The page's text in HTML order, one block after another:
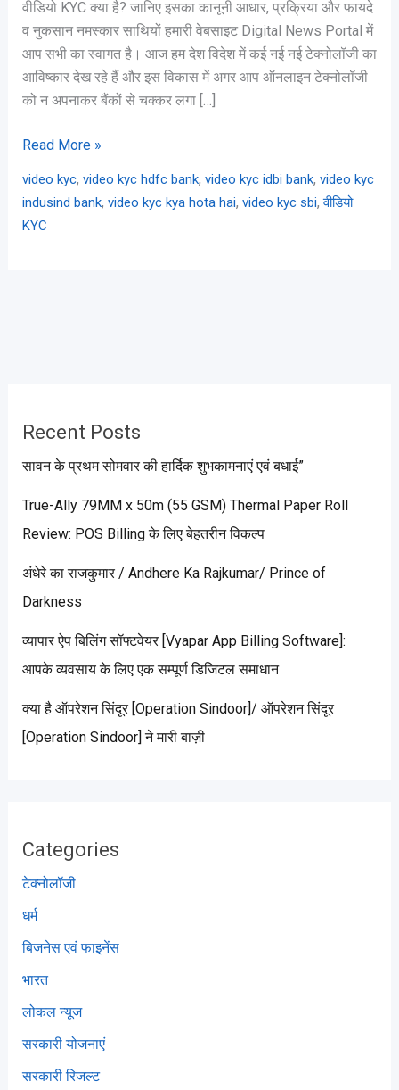
वीडियो KYC क्या है? जानिए इसका कानूनी आधार, प्रक्रिया और फायदे
व नुकसान नमस्कार साथियों हमारी वेबसाइट Digital News Portal में
आप सभी का स्वागत है। आज हम देश विदेश में कई नई नई टेक्नोलॉजी का
आविष्कार देख रहे हैं और इस विकास में अगर आप ऑनलाइन टेक्नोलॉजी
को न अपनाकर बैंकों से चक्कर लगा […]
Read More »
video kyc, video kyc hdfc bank, video kyc idbi bank, video kyc
indusind bank, video kyc kya hota hai, video kyc sbi,वीडियो
KYC
Recent Posts
सावन के प्रथम सोमवार की हार्दिक शुभकामनाएं एवं बधाई”
True-Ally 79MM x 50m (55 GSM) Thermal Paper Roll
Review: POS Billing के लिए बेहतरीन विकल्प
अंधेरे का राजकुमार / Andhere Ka Rajkumar/ Prince of
Darkness
व्यापार ऐप बिलिंग सॉफ्टवेयर [Vyapar App Billing Software]:
आपके व्यवसाय के लिए एक सम्पूर्ण डिजिटल समाधान
क्या है ऑपरेशन सिंदूर [Operation Sindoor]/ ऑपरेशन सिंदूर
[Operation Sindoor] ने मारी बाज़ी
Categories
टेक्नोलॉजी
धर्म
बिजनेस एवं फाइनेंस
भारत
लोकल न्यूज
सरकारी योजनाएं
सरकारी रिजल्ट